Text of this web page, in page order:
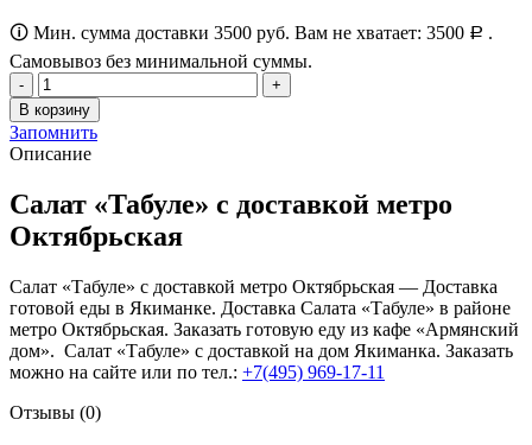
🛈 Мин. сумма доставки 3500 руб. Вам не хватает: 3500 Р .
Самовывоз без минимальной суммы.
Количество
товара
Салат
"Табуле"
В корзину
Запомнить
Описание
Салат «Табуле» с доставкой метро
Октябрьская
Салат «Табуле» с доставкой метро Октябрьская — Доставка
готовой еды в Якиманке. Доставка Салата «Табуле» в районе
метро Октябрьская. Заказать готовую еду из кафе «Армянский
дом». Салат «Табуле» с доставкой на дом Якиманка. Заказать
можно на сайте или по тел.: +7(495) 969-17-11
Отзывы (0)